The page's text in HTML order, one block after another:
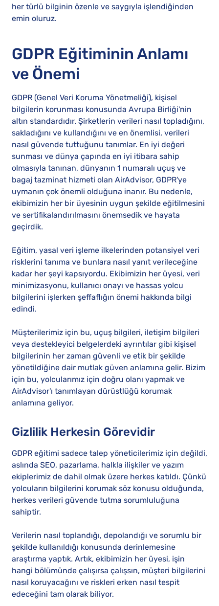
her türlü bilginin özenle ve saygıyla işlendiğinden
emin oluruz.
GDPR Eğitiminin Anlamı
ve Önemi
GDPR (Genel Veri Koruma Yönetmeliği), kişisel
bilgilerin korunması konusunda Avrupa Birliği'nin
altın standardıdır. Şirketlerin verileri nasıl topladığını,
sakladığını ve kullandığını ve en önemlisi, verileri
nasıl güvende tuttuğunu tanımlar. En iyi değeri
sunması ve dünya çapında en iyi itibara sahip
olmasıyla tanınan, dünyanın 1 numaralı uçuş ve
bagaj tazminat hizmeti olan AirAdvisor, GDPR'ye
uymanın çok önemli olduğuna inanır. Bu nedenle,
ekibimizin her bir üyesinin uygun şekilde eğitilmesini
ve sertifikalandırılmasını önemsedik ve hayata
geçirdik.
Eğitim, yasal veri işleme ilkelerinden potansiyel veri
risklerini tanıma ve bunlara nasıl yanıt verileceğine
kadar her şeyi kapsıyordu. Ekibimizin her üyesi, veri
minimizasyonu, kullanıcı onayı ve hassas yolcu
bilgilerini işlerken şeffaflığın önemi hakkında bilgi
edindi.
Müşterilerimiz için bu, uçuş bilgileri, iletişim bilgileri
veya destekleyici belgelerdeki ayrıntılar gibi kişisel
bilgilerinin her zaman güvenli ve etik bir şekilde
yönetildiğine dair mutlak güven anlamına gelir. Bizim
için bu, yolcularımız için doğru olanı yapmak ve
AirAdvisor'ı tanımlayan dürüstlüğü korumak
anlamına geliyor.
Gizlilik Herkesin Görevidir
GDPR eğitimi sadece talep yöneticilerimiz için değildi,
aslında SEO, pazarlama, halkla ilişkiler ve yazım
ekiplerimiz de dahil olmak üzere herkes katıldı. Çünkü
yolcuların bilgilerini korumak söz konusu olduğunda,
herkes verileri güvende tutma sorumluluğuna
sahiptir.
Verilerin nasıl toplandığı, depolandığı ve sorumlu bir
şekilde kullanıldığı konusunda derinlemesine
araştırma yaptık. Artık, ekibimizin her üyesi, işin
hangi bölümünde çalışırsa çalışsın, müşteri bilgilerini
nasıl koruyacağını ve riskleri erken nasıl tespit
edeceğini tam olarak biliyor.